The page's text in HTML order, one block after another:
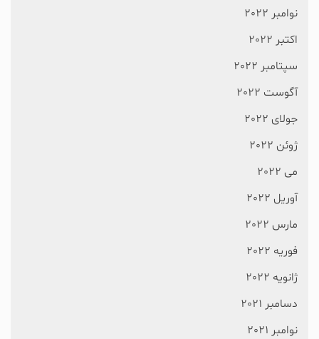
نوامبر 2022
اکتبر 2022
سپتامبر 2022
آگوست 2022
جولای 2022
ژوئن 2022
می 2022
آوریل 2022
مارس 2022
فوریه 2022
ژانویه 2022
دسامبر 2021
نوامبر 2021